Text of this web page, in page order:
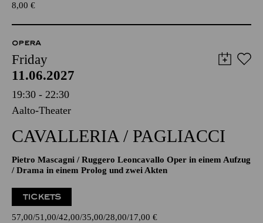
8,00 €
OPERA
Friday
11.06.2027
19:30 - 22:30
Aalto-Theater
CAVALLERIA / PAGLIACCI
Pietro Mascagni / Ruggero Leoncavallo Oper in einem Aufzug
/ Drama in einem Prolog und zwei Akten
TICKETS
57,00 51,00 42,00 35,00 28,00 17,00 €